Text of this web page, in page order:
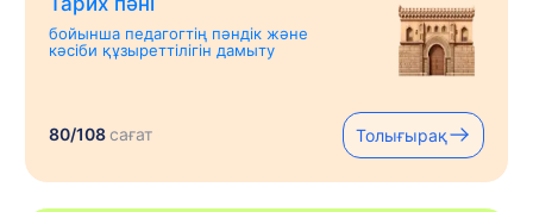
бойынша педагогтің пәндік және
кәсіби құзыреттілігін дамыту
80/108сағат Толығырақ